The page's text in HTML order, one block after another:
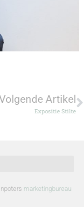
Artikel
Expositie Stilte
marketingbureau